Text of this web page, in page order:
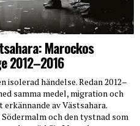
Marockos
2012–2016
isolerad händelse. Redan 2012–
samma medel, migration och
av Västsahara.
och den tystnad som